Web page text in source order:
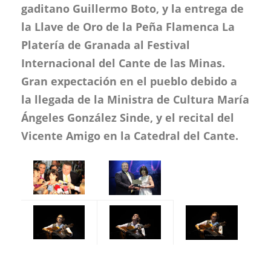
gaditano Guillermo Boto, y la entrega de
la Llave de Oro de la Peña Flamenca La
Platería de Granada al Festival
Internacional del Cante de las Minas.
Gran expectación en el pueblo debido a
la llegada de la Ministra de Cultura María
Ángeles González Sinde, y el recital del
Vicente Amigo en la Catedral del Cante.